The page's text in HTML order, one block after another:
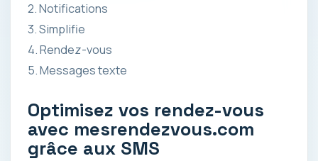
2. Notifications
3. Simplifie
4. Rendez-vous
5. Messages texte
Optimisez vos rendez-vous
avec mesrendezvous.com
grâce aux SMS